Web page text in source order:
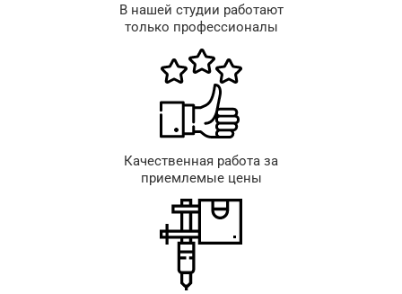
В нашей студии работают
только профессионалы
Качественная работа за
приемлемые цены